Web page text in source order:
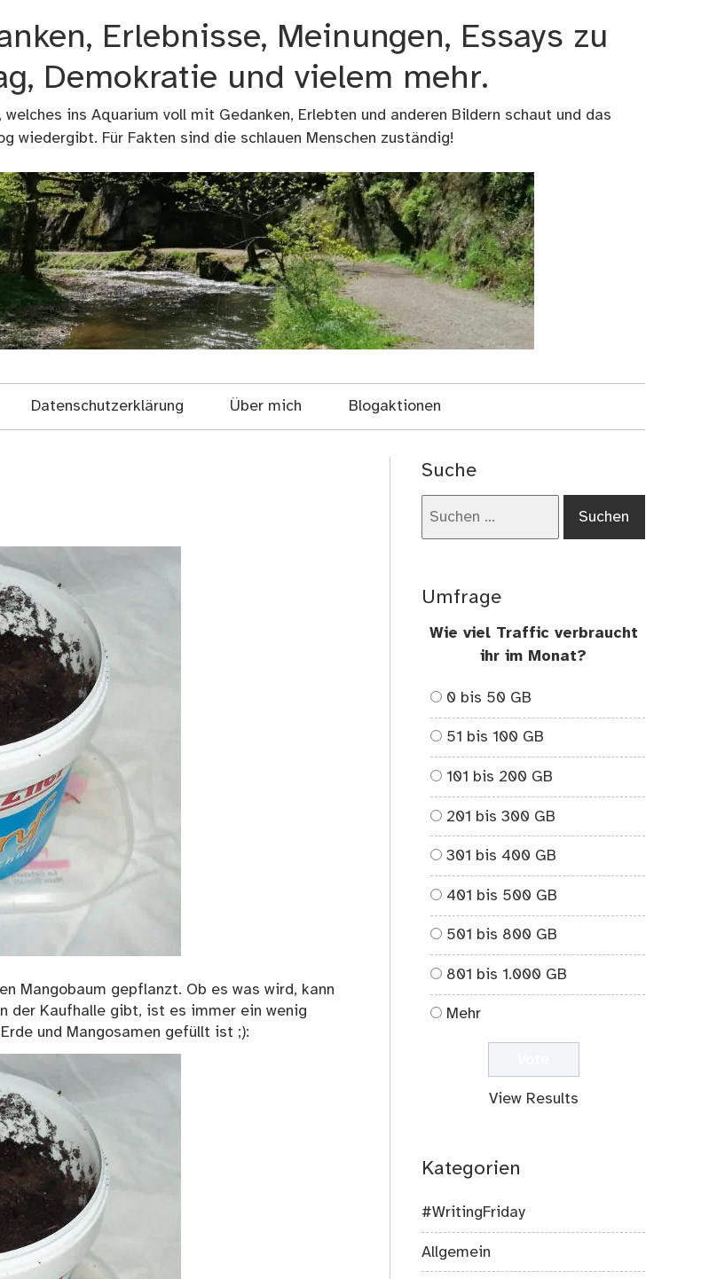
Erlebnisse, Meinungen, Essays zu
Demokratie und vielem mehr.
ins Aquarium voll mit Gedanken, Erlebten und anderen Bildern schaut und das
wiedergibt. Für Fakten sind die schlauen Menschen zuständig!
Datenschutzerklärung Über mich Blogaktionen
Mangobaum gepflanzt. Ob es was wird, kann
der Kaufhalle gibt, ist es immer ein wenig
und Mangosamen gefüllt ist ;):
Suche
Umfrage
Wie viel Traffic verbraucht
ihr im Monat?
0 bis 50 GB
51 bis 100 GB
101 bis 200 GB
201 bis 300 GB
301 bis 400 GB
401 bis 500 GB
501 bis 800 GB
801 bis 1.000 GB
Mehr
View Results
Kategorien
#WritingFriday
Allgemein